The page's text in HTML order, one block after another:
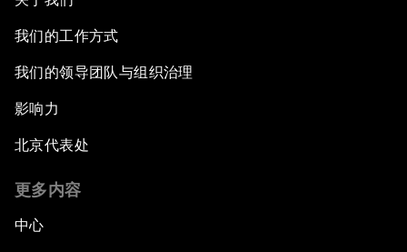
我们的工作方式
我们的领导团队与组织治理
影响力
北京代表处
更多内容
中心